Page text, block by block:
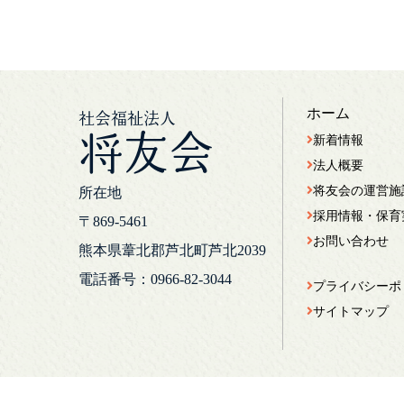
社会福祉法人
将友会
所在地
〒869-5461
熊本県葦北郡芦北町芦北2039
電話番号：0966-82-3044
ホーム
新着情報
法人概要
将友会の運営施
採用情報・保育
お問い合わせ
プライバシー
サイトマップ